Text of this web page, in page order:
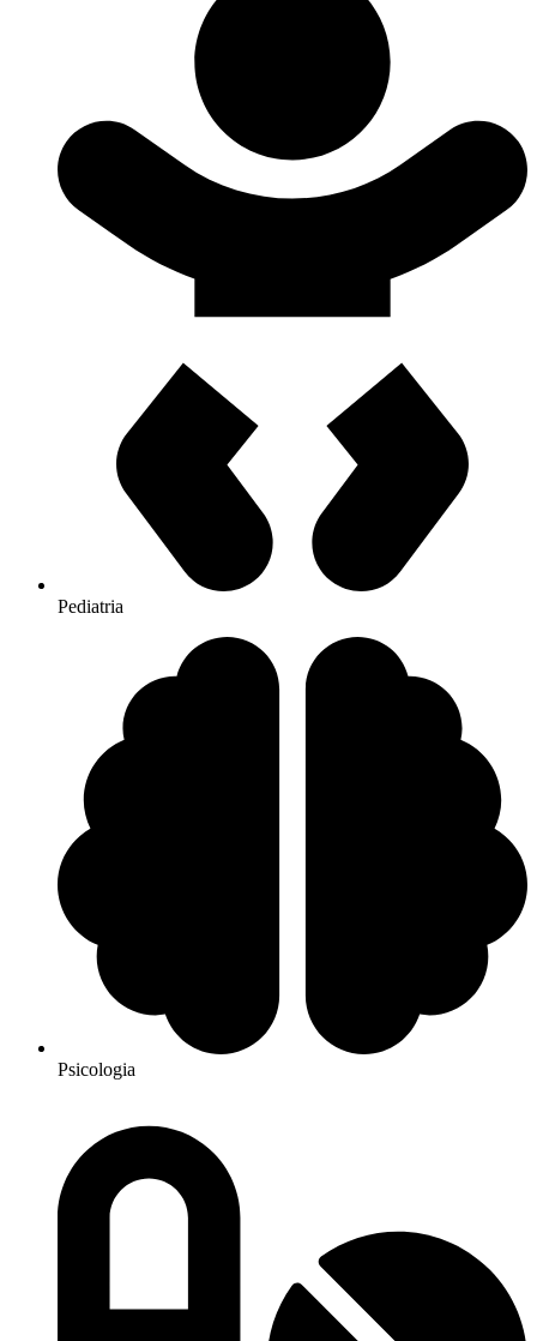
Pediatria
Psicologia